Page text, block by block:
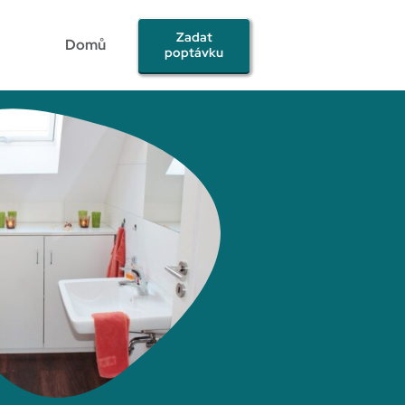
Domů
Zadat
poptávku